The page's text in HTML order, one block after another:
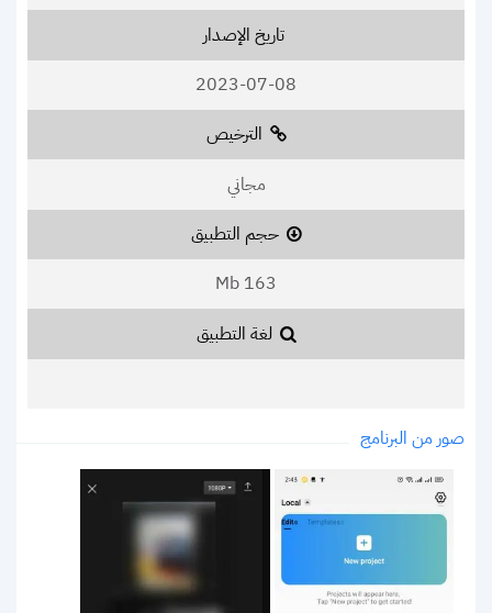
تاريخ الإصدار
2023-07-08
الترخيص
مجاني
حجم التطبيق
163 Mb
لغة التطبيق
صور من البرنامج